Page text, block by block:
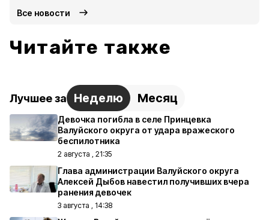
Все новости
Читайте также
Лучшее за Неделю Месяц
Девочка погибла в селе Принцевка
Валуйского округа от удара вражеского
беспилотника
2 августа , 21:35
Глава администрации Валуйского округа
Алексей Дыбов навестил получивших вчера
ранения девочек
3 августа , 14:38